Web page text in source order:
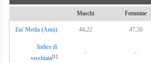
Maschi Femmine
Eta' Media (Anni) 44,22 47,50
Indice di
vecchiaia[1]
- -